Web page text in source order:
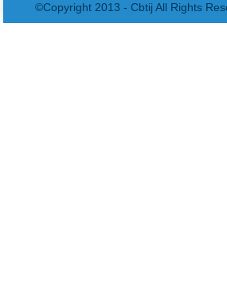
©Copyright 2013 - Cbtij All Rights